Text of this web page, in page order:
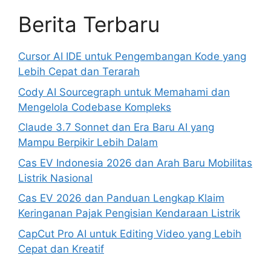
Berita Terbaru
Cursor AI IDE untuk Pengembangan Kode yang
Lebih Cepat dan Terarah
Cody AI Sourcegraph untuk Memahami dan
Mengelola Codebase Kompleks
Claude 3.7 Sonnet dan Era Baru AI yang
Mampu Berpikir Lebih Dalam
Cas EV Indonesia 2026 dan Arah Baru Mobilitas
Listrik Nasional
Cas EV 2026 dan Panduan Lengkap Klaim
Keringanan Pajak Pengisian Kendaraan Listrik
CapCut Pro AI untuk Editing Video yang Lebih
Cepat dan Kreatif